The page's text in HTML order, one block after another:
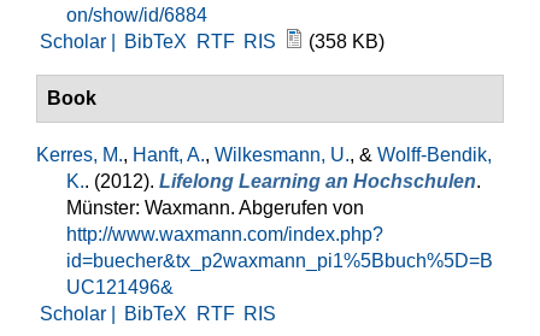
on/show/id/6884
Scholar |
BibTeX RTF RIS (358 KB)
Book
Kerres, M., Hanft, A., Wilkesmann, U., & Wolff-Bendik,
K.. (2012). Lifelong Learning an Hochschulen.
Münster: Waxmann. Abgerufen von
http://www.waxmann.com/index.php?
id=buecher&tx_p2waxmann_pi1%5Bbuch%5D=B
UC121496&
Scholar |
BibTeX RTF RIS